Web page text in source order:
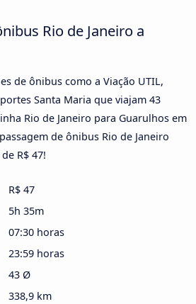
Rio de Janeiro a
de ônibus como a Viação UTIL,
Santa Maria que viajam 43
Rio de Janeiro para Guarulhos em
de ônibus Rio de Janeiro
R$ 47!
R$ 47
5h 35m
07:30 horas
23:59 horas
43 Ø
338,9 km